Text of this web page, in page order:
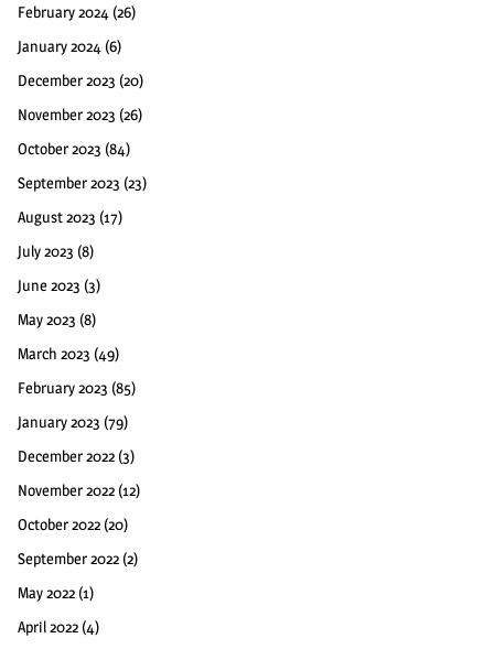
February 2024 (26)
January 2024 (6)
December 2023 (20)
November 2023 (26)
October 2023 (84)
September 2023 (23)
August 2023 (17)
July 2023 (8)
June 2023 (3)
May 2023 (8)
March 2023 (49)
February 2023 (85)
January 2023 (79)
December 2022 (3)
November 2022 (12)
October 2022 (20)
September 2022 (2)
May 2022 (1)
April 2022 (4)